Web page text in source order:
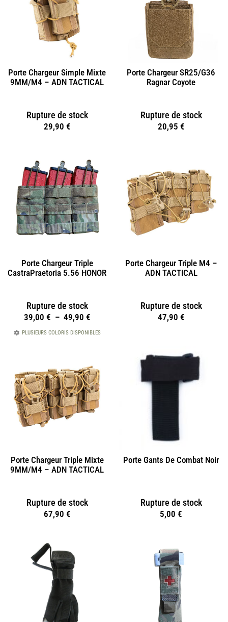
Porte Chargeur Simple Mixte
9MM/M4 – ADN TACTICAL
Rupture de stock
29,90 €
Porte Chargeur SR25/G36
Ragnar Coyote
Rupture de stock
20,95 €
Porte Chargeur Triple
CastraPraetoria 5.56 HONOR
Rupture de stock
39,00 € – 49,90 €
PLUSIEURS COLORIS DISPONIBLES
Porte Chargeur Triple M4 –
ADN TACTICAL
Rupture de stock
47,90 €
Porte Chargeur Triple Mixte
9MM/M4 – ADN TACTICAL
Rupture de stock
67,90 €
Porte Gants De Combat Noir
Rupture de stock
5,00 €